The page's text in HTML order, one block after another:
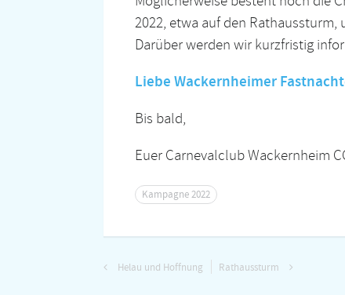
2022, etwa auf den
Darüber werden wir kurzfristig
Liebe Wackernheimer
Bis bald,
Euer Carnevalclub Wackernheim
Kampagne 2022
Helau und Hoffnung Rathaussturm